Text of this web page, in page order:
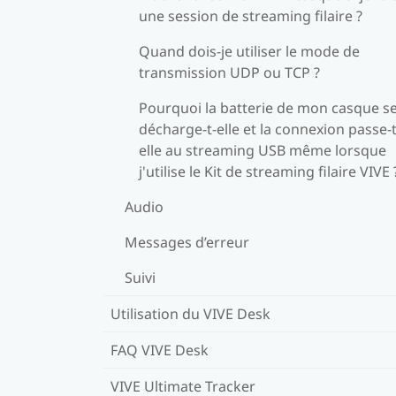
une session de streaming filaire ?
Quand dois-je utiliser le mode de
transmission UDP ou TCP ?
Pourquoi la batterie de mon casque
décharge-t-elle et la connexion passe-
elle au streaming USB même lorsque
j'utilise le Kit de streaming filaire VIVE
Audio
Messages d’erreur
Suivi
Utilisation du VIVE Desk
FAQ VIVE Desk
VIVE Ultimate Tracker